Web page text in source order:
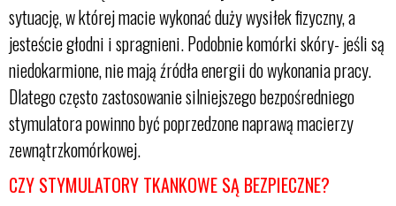
sytuację, w której macie wykonać duży wysiłek fizyczny, a
jesteście głodni i spragnieni. Podobnie komórki skóry- jeśli są
niedokarmione, nie mają źródła energii do wykonania pracy.
Dlatego często zastosowanie silniejszego bezpośredniego
stymulatora powinno być poprzedzone naprawą macierzy
zewnątrzkomórkowej.
CZY STYMULATORY TKANKOWE SĄ BEZPIECZNE?